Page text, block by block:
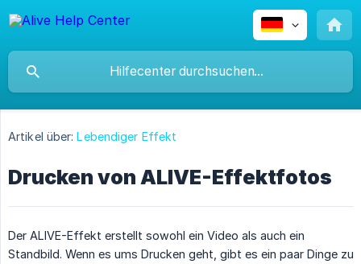
Artikel über: Lebendiger Effekt
Drucken von ALIVE-Effektfotos
Der ALIVE-Effekt erstellt sowohl ein Video als auch ein
Standbild. Wenn es ums Drucken geht, gibt es ein paar Dinge zu